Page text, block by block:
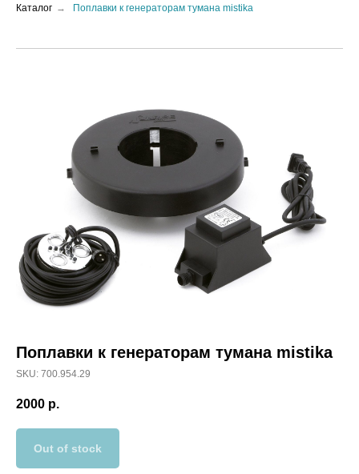
Каталог → Поплавки к генераторам тумана mistika
Поплавки к генераторам тумана mistika
SKU: 700.954.29
2000 р.
Out of stock